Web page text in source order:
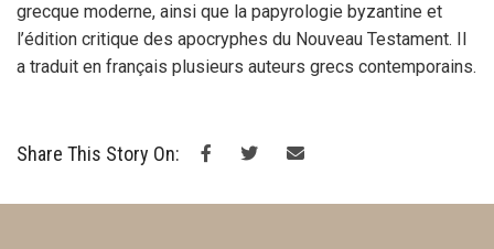
grecque moderne, ainsi que la papyrologie byzantine et
l’édition critique des apocryphes du Nouveau Testament. Il
a traduit en français plusieurs auteurs grecs contemporains.
Share This Story On: